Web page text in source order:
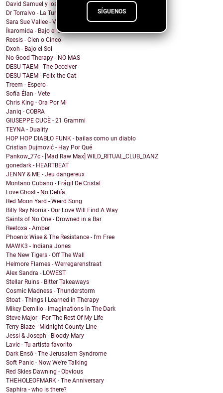
SÍGUENOS
David Samuel y los problemas de Macario - Sonámbulo
Dr Torralvo - La Tumba
Sara Sue Vallee - Vagues
Íkaromida - Bajo el sol
Reesis - Cien o Cinco
Dxoh - Bajo el Sol
No Good Therapy - NO MAS
DESU TAEM - The Deceiver
DESU TAEM - Felix the Cat
Treem - Espero
Sofía Élan - Vete
Chris King - Ora Por Mi
Janiq - COBRA
GIUSEPPE CUCÈ - 21 Grammi
TEYNA - Duality
HOP HOP DIABLO FUNK - bailas como un diablo
Cristian Dujmović - Hay Por Qué
Pankow_77c - [Mad Raw Max] WILD_RITUAL_CLUB_DANZ
gonedark - HEARTBEAT
JENNY & ME - Jeu dangereux
Montano Cubano - Frágil De Cristal
Love Ghost - No Debía
Red Moon Yard - Weird Song
Billy Ray Norris - Our Love Will Find A Way
Saints of No One - Drowned in a Bar
Reetoxa - Amber
Phoenix Wise & The Resistance - I'm Free
MAWK3 - Indiana Jones
The New Tigers - Off The Wall
Helmore Flames - Werregarenstraat
Alex Sandra - LOWEST
Stellar Ruins - Bitter Takeaways
Cosmic Madness - Thunderstorm
Stoat - Things I Learned in Therapy
Mikey Demilio - Imaginations In The Dark
Steve Major - For The Rest Of My Life
Terry Blaze - Midnight County Line
Jessi & Joseph - Bloody Mary
Lavic - Tu artista favorito
Dark Ensō - The Jerusalem Syndrome
Soft Panic - Now We're Talking
Red Skies Dawning - Obvious
THEHOLEOFMARK - The Anniversary
Saphira - who is there?